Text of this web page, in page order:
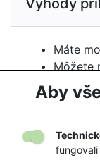
Aby
fungovali
Výhody
Máte
Môžete
Vidíte
Môžete